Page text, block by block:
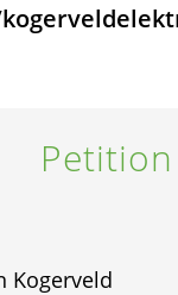
Petition
Kogerveld